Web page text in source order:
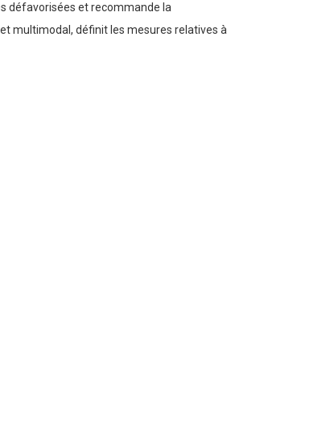
défavorisées et recommande la
multimodal, définit les mesures relatives à